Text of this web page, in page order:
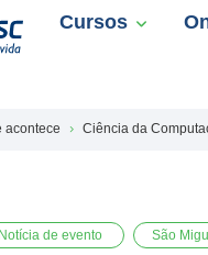
Cursos
acontece Ciência da
Notícia de evento São